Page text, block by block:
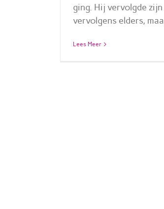
ging. Hij vervolgde
vervolgens elders,
Lees Meer